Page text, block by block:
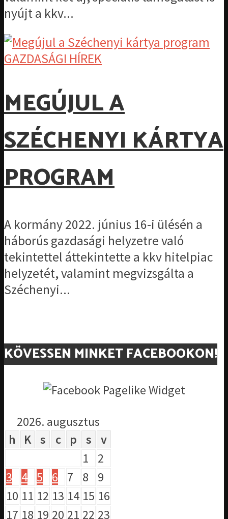
nyújt a kkv...
GAZDASÁGI HÍREK
MEGÚJUL A
SZÉCHENYI KÁRTYA
PROGRAM
A kormány 2022. június 16-i ülésén a
háborús gazdasági helyzetre való
tekintettel áttekintette a kkv hitelpiac
helyzetét, valamint megvizsgálta a
Széchenyi...
KÖVESSEN MINKET FACEBOOKON!
2026. augusztus
h
K s c p s
v
1
2
3
4 5 6 7 8
9
10 11 12 13 14 15 16
17 18 19 20 21 22 23